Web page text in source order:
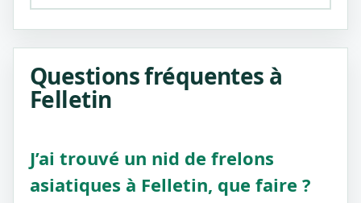
Questions fréquentes à
Felletin
J’ai trouvé un nid de frelons
asiatiques à Felletin, que faire ?